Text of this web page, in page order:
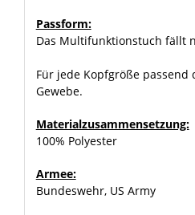
Passform:
Das Multifunktionstuch fällt
Für jede Kopfgröße passend
Gewebe.
Materialzusammensetzung:
100% Polyester
Armee:
Bundeswehr, US Army